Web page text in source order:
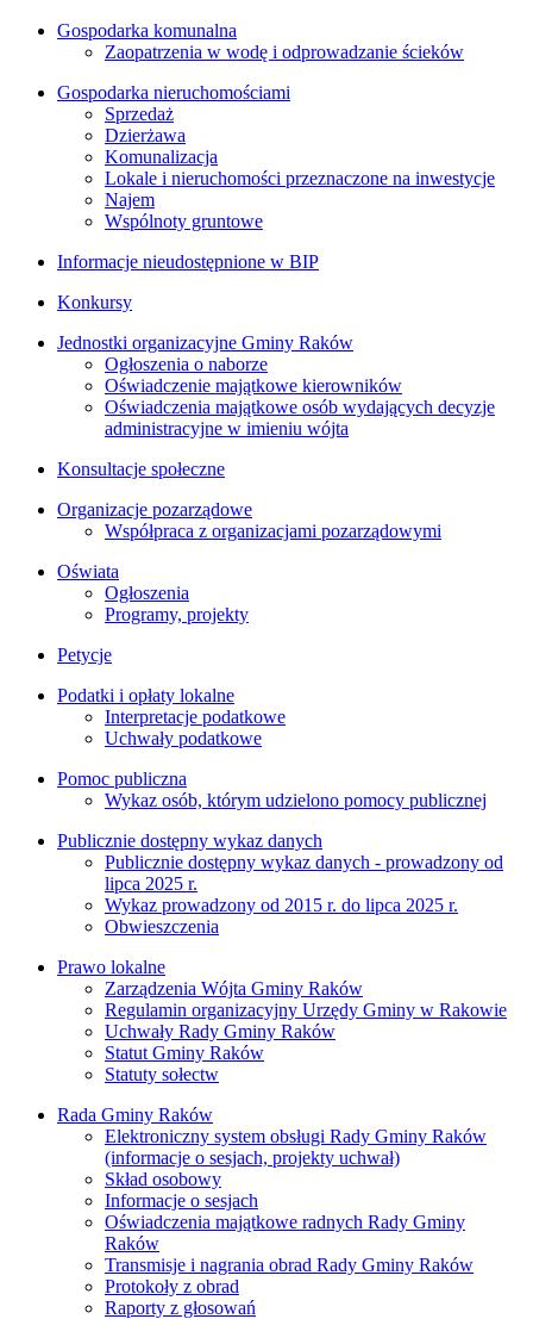
Gospodarka komunalna
Zaopatrzenia w wodę i odprowadzanie ścieków
Gospodarka nieruchomościami
Sprzedaż
Dzierżawa
Komunalizacja
Lokale i nieruchomości przeznaczone na inwestycje
Najem
Wspólnoty gruntowe
Informacje nieudostępnione w BIP
Konkursy
Jednostki organizacyjne Gminy Raków
Ogłoszenia o naborze
Oświadczenie majątkowe kierowników
Oświadczenia majątkowe osób wydających decyzje
administracyjne w imieniu wójta
Konsultacje społeczne
Organizacje pozarządowe
Współpraca z organizacjami pozarządowymi
Oświata
Ogłoszenia
Programy, projekty
Petycje
Podatki i opłaty lokalne
Interpretacje podatkowe
Uchwały podatkowe
Pomoc publiczna
Wykaz osób, którym udzielono pomocy publicznej
Publicznie dostępny wykaz danych
Publicznie dostępny wykaz danych - prowadzony od
lipca 2025 r.
Wykaz prowadzony od 2015 r. do lipca 2025 r.
Obwieszczenia
Prawo lokalne
Zarządzenia Wójta Gminy Raków
Regulamin organizacyjny Urzędy Gminy w Rakowie
Uchwały Rady Gminy Raków
Statut Gminy Raków
Statuty sołectw
Rada Gminy Raków
Elektroniczny system obsługi Rady Gminy Raków
(informacje o sesjach, projekty uchwał)
Skład osobowy
Informacje o sesjach
Oświadczenia majątkowe radnych Rady Gminy
Raków
Transmisje i nagrania obrad Rady Gminy Raków
Protokoły z obrad
Raporty z głosowań